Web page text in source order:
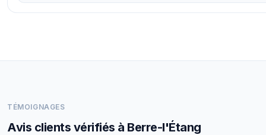
TÉMOIGNAGES
Avis clients vérifiés à Berre-l'Étang